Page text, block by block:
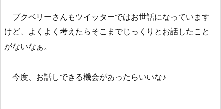
プクベリーさんもツイッターではお世話になっています
けど、よくよく考えたらそこまでじっくりとお話したこと
がないなぁ。
今度、お話しできる機会があったらいいな♪